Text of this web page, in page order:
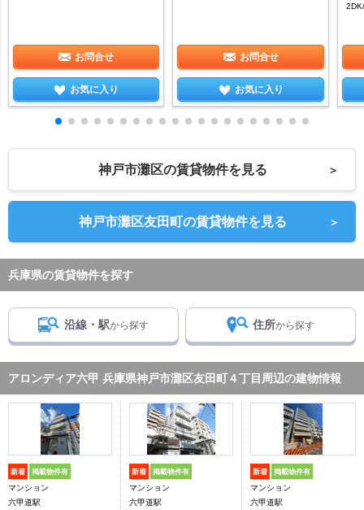
お問合せ
お気に入り
お問合せ
お気に入り
神戸市灘区の賃貸物件を見る ＞
神戸市灘区友田町の賃貸物件を見る ＞
兵庫県の賃貸物件を探す
沿線・駅から探す 住所から探す
アロンディア六甲 兵庫県神戸市灘区友田町４丁目周辺の建物情報
新着 掲載物件有
マンション
六甲道駅
新着 掲載物件有
マンション
六甲道駅
新着 掲載物件有
マンション
六甲道駅